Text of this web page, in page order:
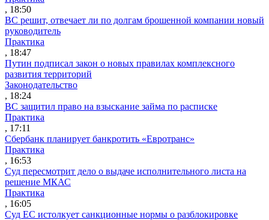
, 18:50
ВС решит, отвечает ли по долгам брошенной компании новый
руководитель
Практика
, 18:47
Путин подписал закон о новых правилах комплексного
развития территорий
Законодательство
, 18:24
ВС защитил право на взыскание займа по расписке
Практика
, 17:11
Сбербанк планирует банкротить «Евротранс»
Практика
, 16:53
Суд пересмотрит дело о выдаче исполнительного листа на
решение МКАС
Практика
, 16:05
Суд ЕС истолкует санкционные нормы о разблокировке